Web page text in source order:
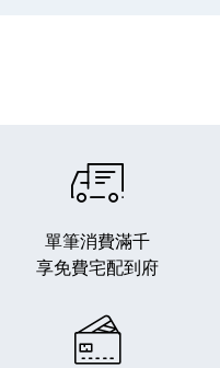
單筆消費滿千
享免費宅配到府